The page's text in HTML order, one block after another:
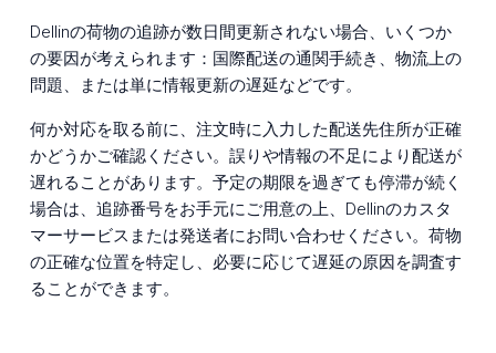
Dellinの荷物の追跡が数日間更新されない場合、いくつか
の要因が考えられます：国際配送の通関手続き、物流上の
問題、または単に情報更新の遅延などです。
何か対応を取る前に、注文時に入力した配送先住所が正確
かどうかご確認ください。誤りや情報の不足により配送が
遅れることがあります。予定の期限を過ぎても停滞が続く
場合は、追跡番号をお手元にご用意の上、Dellinのカスタ
マーサービスまたは発送者にお問い合わせください。荷物
の正確な位置を特定し、必要に応じて遅延の原因を調査す
ることができます。